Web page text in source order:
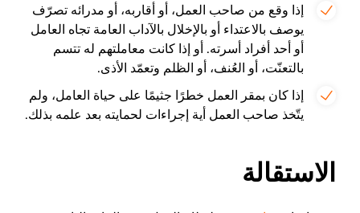
إذا وقع من صاحب العمل، أو أقاربه، أو مدرائه تصرّف
يوصف بالاعتداء أو بالإخلال بالآداب العامة تجاه العامل
أو أحد أفراد أسرته. أو إذا كانت معاملتهم له تتسم
بالتعنّت، أو العُنف، أو الظلم وتعمّد الأذى.
إذا كان بمقر العمل خطرًا جثيمًا على حياة العامل، ولم
يتّخذ صاحب العمل أية إجراءات لحمايته بعد علمه بذلك.
الاستقالة